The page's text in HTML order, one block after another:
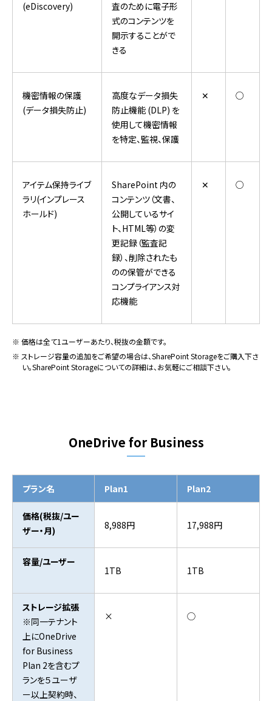
(eDiscovery)
査のために電子形
式のコンテンツを
開示することがで
きる
機密情報の保護
(データ損失防止)
高度なデータ損失
防止機能 (DLP) を
使用して機密情報
を特定、監視、保護
✕ ○
アイテム保持ライブ
ラリ(インプレース
ホールド)
SharePoint 内の
コンテンツ（文書、
公開しているサイ
ト、HTML等）の変
更記録（監査記
録）、削除されたも
のの保管ができる
コンプライアンス対
応機能
✕ ○
※ 価格は全て1ユーザーあたり、税抜の金額です。
※ ストレージ容量の追加をご希望の場合は、SharePoint Storageをご購入下さ
い。SharePoint Storageについての詳細は、お気軽にご相談下さい。
OneDrive for Business
プラン名 Plan1 Plan2
価格(税抜/ユー
ザー・月)
8,988円 17,988円
容量/ユーザー
1TB 1TB
ストレージ拡張
※同一テナント
上にOneDrive
for Business
Plan 2を含むプ
ランを５ユーザ
ー以上契約時、
× ◯